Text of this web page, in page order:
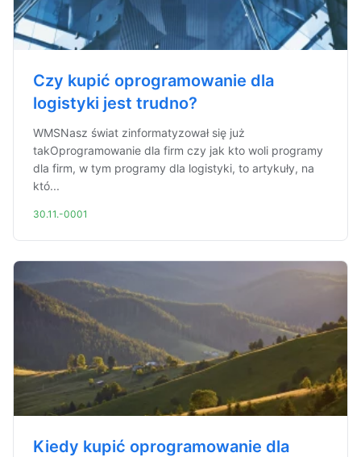
Czy kupić oprogramowanie dla
logistyki jest trudno?
WMSNasz świat zinformatyzował się już
takOprogramowanie dla firm czy jak kto woli programy
dla firm, w tym programy dla logistyki, to artykuły, na
któ...
30.11.-0001
Kiedy kupić oprogramowanie dla